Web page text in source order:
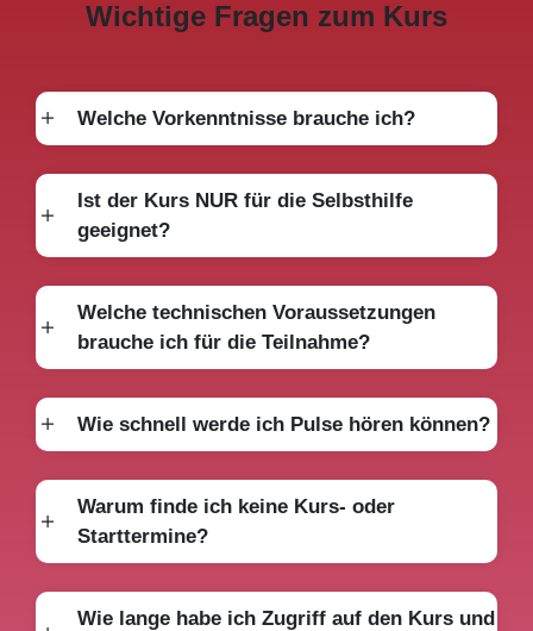
Wichtige Fragen zum Kurs
Welche Vorkenntnisse brauche ich?
Ist der Kurs NUR für die Selbsthilfe
geeignet?
Welche technischen Voraussetzungen
brauche ich für die Teilnahme?
Wie schnell werde ich Pulse hören können?
Warum finde ich keine Kurs- oder
Starttermine?
Wie lange habe ich Zugriff auf den Kurs und